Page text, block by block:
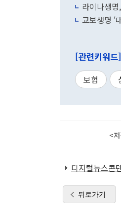
라이나생
교보생명 ‘
[관련키워드]
보험
<
디지털뉴스콘
뒤로가기